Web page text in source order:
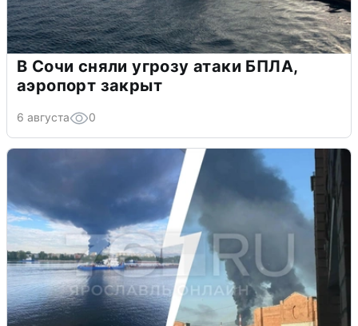
В Сочи сняли угрозу атаки БПЛА,
аэропорт закрыт
6 августа 0